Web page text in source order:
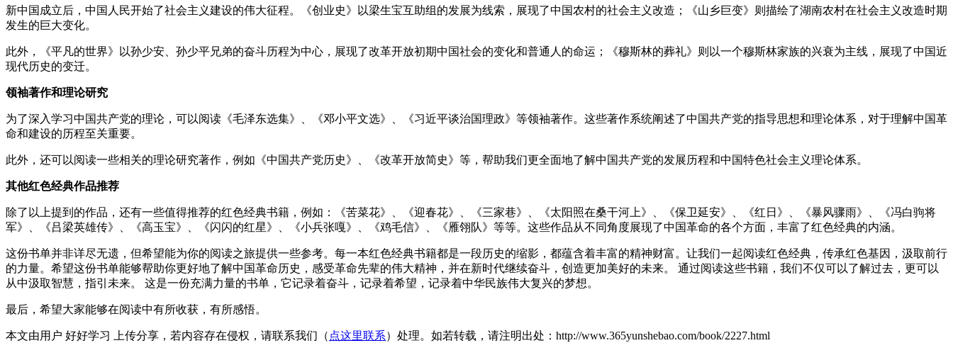
新中国成立后，中国人民开始了社会主义建设的伟大征程。《创业史》以梁生宝互助组的发展为线索，展现了中国农村的社会主义改造；《山乡巨变》则描绘了湖南农村在社会主义改造时期
发生的巨大变化。
此外，《平凡的世界》以孙少安、孙少平兄弟的奋斗历程为中心，展现了改革开放初期中国社会的变化和普通人的命运；《穆斯林的葬礼》则以一个穆斯林家族的兴衰为主线，展现了中国近
现代历史的变迁。
领袖著作和理论研究
为了深入学习中国共产党的理论，可以阅读《毛泽东选集》、《邓小平文选》、《习近平谈治国理政》等领袖著作。这些著作系统阐述了中国共产党的指导思想和理论体系，对于理解中国革
命和建设的历程至关重要。
此外，还可以阅读一些相关的理论研究著作，例如《中国共产党历史》、《改革开放简史》等，帮助我们更全面地了解中国共产党的发展历程和中国特色社会主义理论体系。
其他红色经典作品推荐
除了以上提到的作品，还有一些值得推荐的红色经典书籍，例如：《苦菜花》、《迎春花》、《三家巷》、《太阳照在桑干河上》、《保卫延安》、《红日》、《暴风骤雨》、《冯白驹将
军》、《吕梁英雄传》、《高玉宝》、《闪闪的红星》、《小兵张嘎》、《鸡毛信》、《雁翎队》等等。这些作品从不同角度展现了中国革命的各个方面，丰富了红色经典的内涵。
这份书单并非详尽无遗，但希望能为你的阅读之旅提供一些参考。每一本红色经典书籍都是一段历史的缩影，都蕴含着丰富的精神财富。让我们一起阅读红色经典，传承红色基因，汲取前行
的力量。希望这份书单能够帮助你更好地了解中国革命历史，感受革命先辈的伟大精神，并在新时代继续奋斗，创造更加美好的未来。 通过阅读这些书籍，我们不仅可以了解过去，更可以
从中汲取智慧，指引未来。 这是一份充满力量的书单，它记录着奋斗，记录着希望，记录着中华民族伟大复兴的梦想。
最后，希望大家能够在阅读中有所收获，有所感悟。
本文由用户 好好学习 上传分享，若内容存在侵权，请联系我们（ 点这里联系）处理。如若转载，请注明出处：http://www.365yunshebao.com/book/2227.html